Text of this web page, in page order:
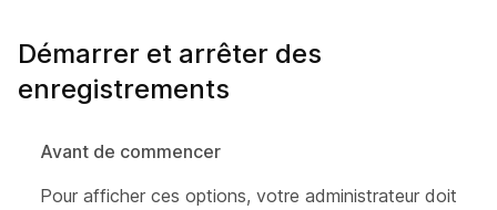
Démarrer et arrêter des
enregistrements
Avant de commencer
Pour afficher ces options, votre administrateur doit